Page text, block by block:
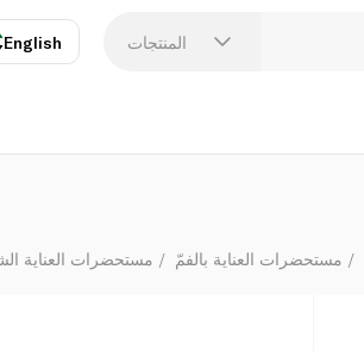
المنتجات English
مستحضرات العناية مستحضرات العناية بالفمّ